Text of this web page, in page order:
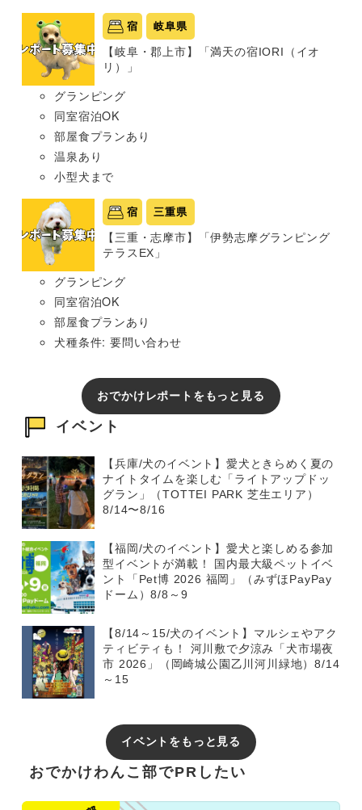
宿 岐阜県
【岐阜・郡上市】「満天の宿IORI（イオ
リ）」
グランピング
同室宿泊OK
部屋食プランあり
温泉あり
小型犬まで
宿 三重県
【三重・志摩市】「伊勢志摩グランピング
テラスEX」
グランピング
同室宿泊OK
部屋食プランあり
犬種条件: 要問い合わせ
おでかけレポートをもっと見る
イベント
【兵庫/犬のイベント】愛犬ときらめく夏の
ナイトタイムを楽しむ「ライトアップドッ
グラン」（TOTTEI PARK 芝生エリア）
8/14〜8/16
【福岡/犬のイベント】愛犬と楽しめる参加
型イベントが満載！ 国内最大級ペットイベ
ント「Pet博 2026 福岡」（みずほPayPay
ドーム）8/8～9
【8/14～15/犬のイベント】マルシェやアク
ティビティも！ 河川敷で夕涼み「犬市場夜
市 2026」（岡崎城公園乙川河川緑地）8/14
～15
イベントをもっと見る
おでかけわんこ部でPRしたい